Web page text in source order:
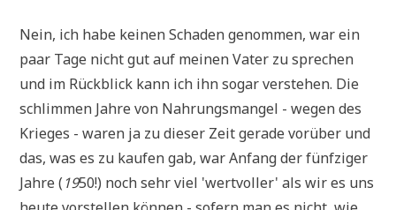
Nein, ich habe kei­nen Scha­den genom­men, war ein
paar Tage nicht gut auf mei­nen Vater zu spre­chen
und im Rück­blick kann ich ihn sogar ver­ste­hen. Die
schlim­men Jah­re von Nah­rungs­man­gel - wegen des
Krie­ges - waren ja zu die­ser Zeit gera­de vor­über und
das, was es zu kau­fen gab, war Anfang der fünf­zi­ger
Jah­re (1950!) noch sehr viel 'wert­vol­ler' als wir es uns